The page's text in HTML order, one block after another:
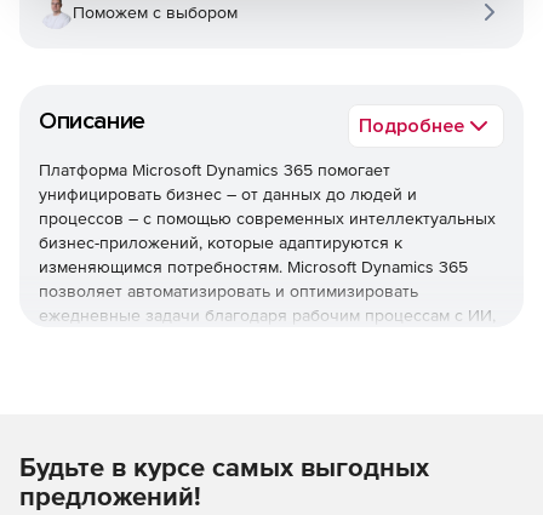
Описание Подробнее
Платформа Microsoft Dynamics 365 помогает
унифицировать бизнес – от данных до людей и
процессов – с помощью современных интеллектуальных
бизнес-приложений, которые адаптируются к
изменяющимся потребностям. Microsoft Dynamics 365
позволяет автоматизировать и оптимизировать
ежедневные задачи благодаря рабочим процессам с ИИ,
Dynamics 365 for Sales – оптимизация процесса
продаж.
Поможем с выбором
Будьте в курсе самых выгодных
предложений!